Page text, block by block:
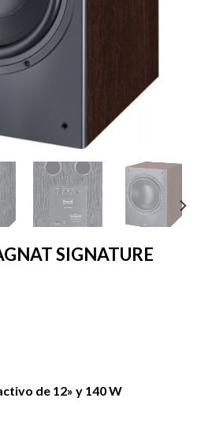
SIGNATURE
de 12» y 140 W